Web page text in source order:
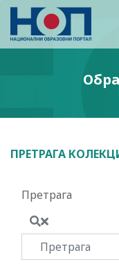
ПРЕТРАГА
Претрага